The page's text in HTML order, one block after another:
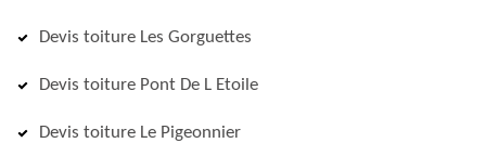
Devis toiture Les Gorguettes
Devis toiture Pont De L Etoile
Devis toiture Le Pigeonnier